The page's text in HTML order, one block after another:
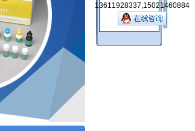
13611928337,15021460884